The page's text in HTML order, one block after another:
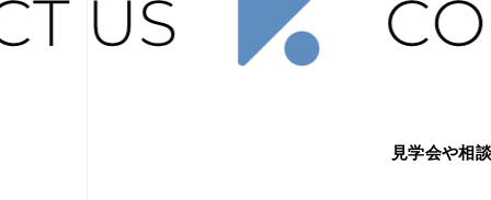
見学会や相